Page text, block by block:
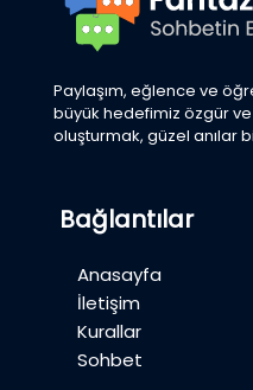
Paylaşım, eğlence ve
büyük hedefimiz özgür
oluşturmak, güzel anılar
Bağlantılar
Anasayfa
İletişim
Kurallar
Sohbet